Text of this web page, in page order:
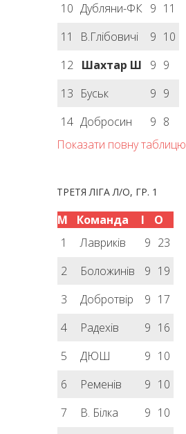
10 Дубляни-ФК 9 11
11
В.Глібовичі 9 10
12 Шахтар Ш 9 9
13 Буськ 9 9
14 Добросин 9 8
Показати повну таблицю
ТРЕТЯ ЛІГА Л/О, ГР. 1
М Команда І
О
1
Лавриків 9 23
2
Боложинів 9 19
3
Добротвір 9 17
4
Радехів 9 16
5
ДЮШ 9 10
6
Ременів 9 10
7
В. Білка 9 10